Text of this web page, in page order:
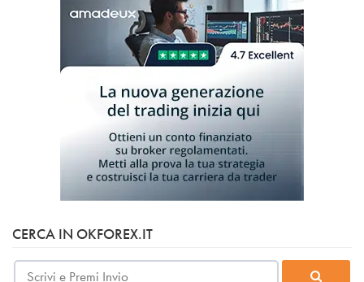
CERCA IN OKFOREX.IT